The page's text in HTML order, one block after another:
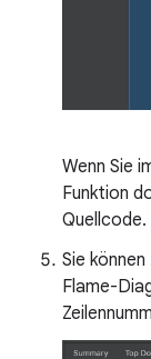
Wenn Sie
Funktion
Quellcode.
Sie
Flame-